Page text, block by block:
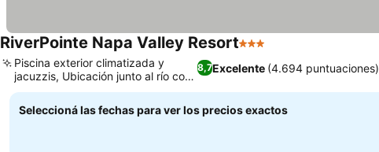
RiverPointe Napa Valley Resort3 Estrellas
8,7Excelente (4.694 puntuaciones)
Piscina exterior climatizada y
jacuzzis, Ubicación junto al río con
sendero
Seleccioná las fechas para ver los precios exactos